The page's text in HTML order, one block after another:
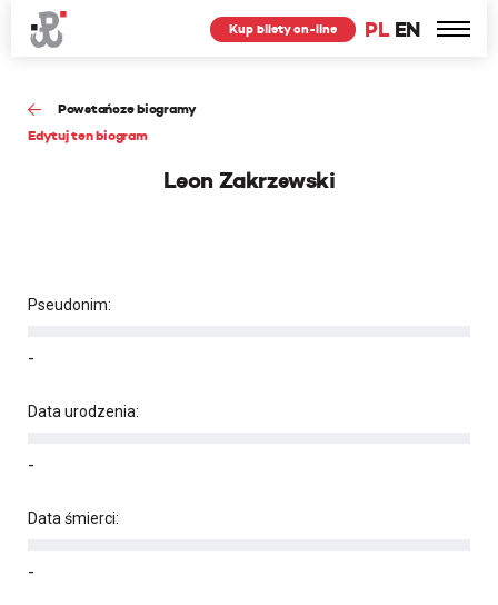
PL EN
Kup bilety on-line
Powstańcze biogramy
Edytuj ten biogram
Leon Zakrzewski
Pseudonim:
-
Data urodzenia:
-
Data śmierci:
-